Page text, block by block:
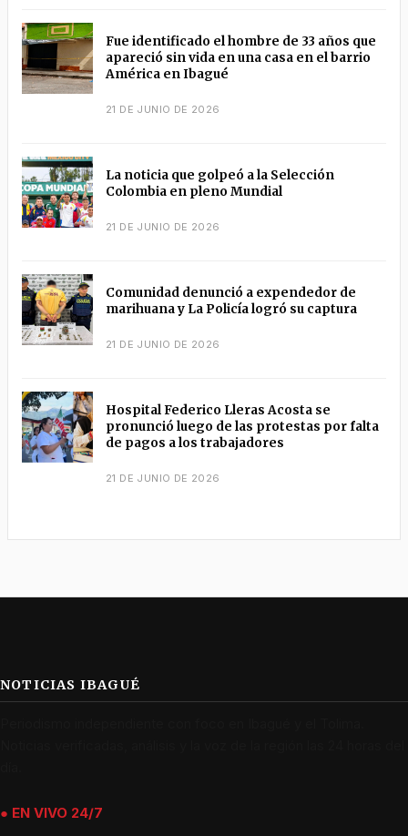
Fue identificado el hombre de 33 años que
apareció sin vida en una casa en el barrio
América en Ibagué
21 DE JUNIO DE 2026
La noticia que golpeó a la Selección
Colombia en pleno Mundial
21 DE JUNIO DE 2026
Comunidad denunció a expendedor de
marihuana y La Policía logró su captura
21 DE JUNIO DE 2026
Hospital Federico Lleras Acosta se
pronunció luego de las protestas por falta
de pagos a los trabajadores
21 DE JUNIO DE 2026
NOTICIAS IBAGUÉ
● EN VIVO 24/7